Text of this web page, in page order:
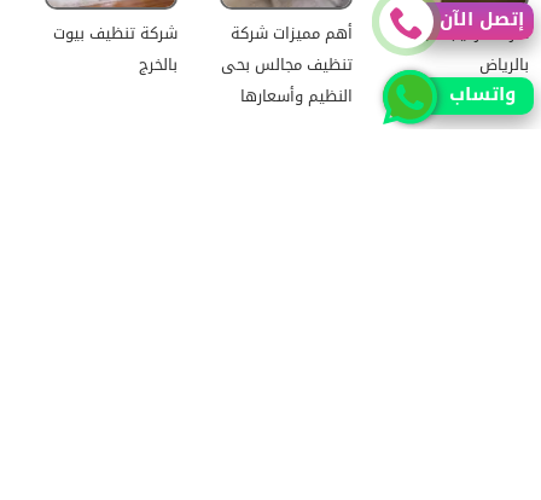
شركة تركيب سيراميك
بالرياض
أهم مميزات شركة
تنظيف مجالس بحى
النظيم وأسعارها
شركة تنظيف بيوت
بالخرج
إتصل الآن
واتساب